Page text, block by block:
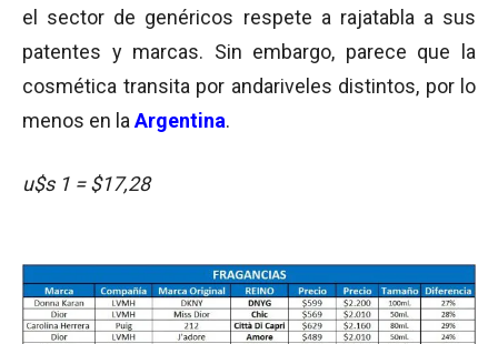
el sector de genéricos respete a rajatabla a sus
patentes y marcas. Sin embargo, parece que la
cosmética transita por andariveles distintos, por lo
menos en la Argentina.
u$s 1 = $17,28